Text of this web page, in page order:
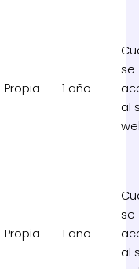
Propia 1 año
se
al
Propia 1 año
se
al